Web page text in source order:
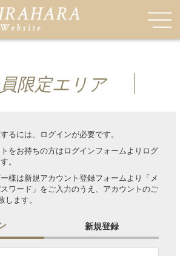
限定エリア
るには、ログインが必要です。
をお持ちの方はログインフォームよりログ
。
様は新規アカウント登録フォームより「メ
ワード」をご入力のうえ、アカウントのご
ます。
新規登録